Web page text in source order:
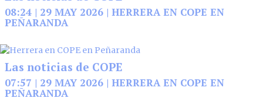
08:24 | 29 MAY 2026 | HERRERA EN COPE EN
PEÑARANDA
Las noticias de COPE
07:57 | 29 MAY 2026 | HERRERA EN COPE EN
PEÑARANDA